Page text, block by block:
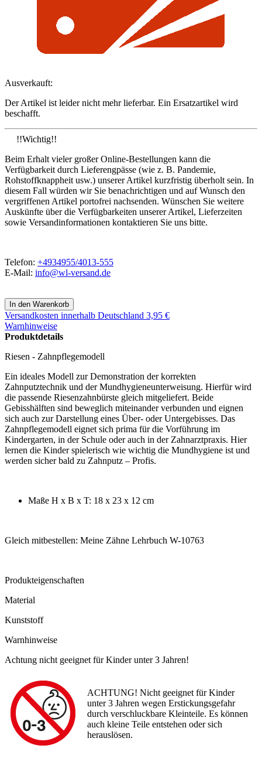
Ausverkauft:
Der Artikel ist leider nicht mehr lieferbar. Ein Ersatzartikel wird
beschafft.
!!Wichtig!!
Beim Erhalt vieler großer Online-Bestellungen kann die
Verfügbarkeit durch Lieferengpässe (wie z. B. Pandemie,
Rohstoffknappheit usw.) unserer Artikel kurzfristig überholt sein. In
diesem Fall würden wir Sie benachrichtigen und auf Wunsch den
vergriffenen Artikel portofrei nachsenden. Wünschen Sie weitere
Auskünfte über die Verfügbarkeiten unserer Artikel, Lieferzeiten
sowie Versandinformationen kontaktieren Sie uns bitte.
Telefon: +4934955/4013-555
E-Mail: info@wl-versand.de
Versandkosten innerhalb Deutschland 3,95 €
Warnhinweise
Produktdetails
Riesen - Zahnpflegemodell
Ein ideales Modell zur Demonstration der korrekten
Zahnputztechnik und der Mundhygieneunterweisung. Hierfür wird
die passende Riesenzahnbürste gleich mitgeliefert. Beide
Gebisshälften sind beweglich miteinander verbunden und eignen
sich auch zur Darstellung eines Über- oder Untergebisses. Das
Zahnpflegemodell eignet sich prima für die Vorführung im
Kindergarten, in der Schule oder auch in der Zahnarztpraxis. Hier
lernen die Kinder spielerisch wie wichtig die Mundhygiene ist und
werden sicher bald zu Zahnputz – Profis.
Maße H x B x T: 18 x 23 x 12 cm
Gleich mitbestellen: Meine Zähne Lehrbuch W-10763
Produkteigenschaften
Material
Kunststoff
Warnhinweise
Achtung nicht geeignet für Kinder unter 3 Jahren!
ACHTUNG! Nicht geeignet für Kinder
unter 3 Jahren wegen Erstickungsgefahr
durch verschluckbare Kleinteile. Es können
auch kleine Teile entstehen oder sich
herauslösen.